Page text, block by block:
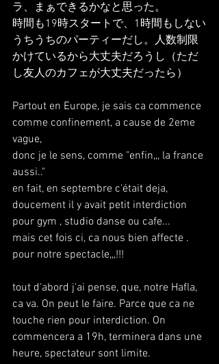
ラ、まぁできるかなと思った。
時間も19時スタートで、1時間もしない
うちうちのパーティーだし。人数制限
かけているから大丈夫だろうし（ただ
し友人のカフェが大丈夫だったら）
Partout en Europe, je sais ca commence
comme confinement, a cause de 2eme
vague,
donc je le sens, comme "enfin,,, la france
aussi.."
en fait, en septembre c'était deja,
doucement il y avait petit interdiction
pour gym , studio danse ou cafe...
mais cet fois ci, ca nous bien affecte .
pour notre spectacle,,,!!!
tout d'abord j'ai pense, que, notre Hafla,
ca va. On peut le faire. Parce que ca ne
touche rien pour interdiction. On
commencera a 19h, terminera dans une
heure, spectateur sont limite.